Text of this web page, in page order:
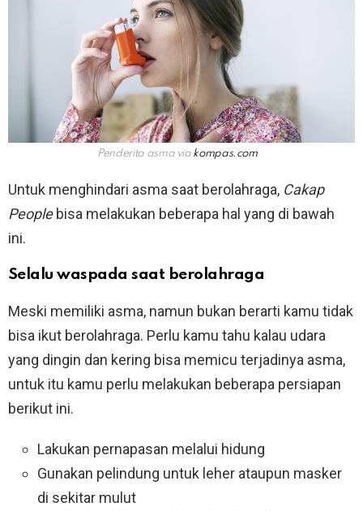
Penderita asma via kompas.com
Untuk menghindari asma saat berolahraga, Cakap
Peoplebisa melakukan beberapa hal yang di bawah
ini.
Selalu waspada saat berolahraga
Meski memiliki asma, namun bukan berarti kamu tidak
bisa ikut berolahraga. Perlu kamu tahu kalau udara
yang dingin dan kering bisa memicu terjadinya asma,
untuk itu kamu perlu melakukan beberapa persiapan
berikut ini.
Lakukan pernapasan melalui hidung
Gunakan pelindung untuk leher ataupun masker
di sekitar mulut